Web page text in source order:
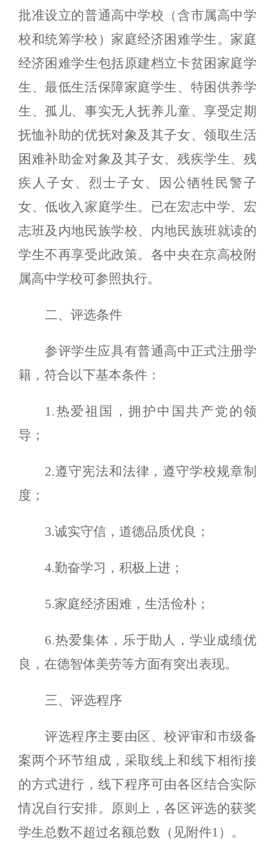
批准设立的普通高中学校（含市属高中学
校和统筹学校）家庭经济困难学生。家庭
经济困难学生包括原建档立卡贫困家庭学
生、最低生活保障家庭学生、特困供养学
生、孤儿、事实无人抚养儿童、享受定期
抚恤补助的优抚对象及其子女、领取生活
困难补助金对象及其子女、残疾学生、残
疾人子女、烈士子女、因公牺牲民警子
女、低收入家庭学生。已在宏志中学、宏
志班及内地民族学校、内地民族班就读的
学生不再享受此政策。各中央在京高校附
属高中学校可参照执行。
二、评选条件
参评学生应具有普通高中正式注册学
籍，符合以下基本条件：
1.热爱祖国，拥护中国共产党的领
导；
2.遵守宪法和法律，遵守学校规章制
度；
3.诚实守信，道德品质优良；
4.勤奋学习，积极上进；
5.家庭经济困难，生活俭朴；
6.热爱集体，乐于助人，学业成绩优
良，在德智体美劳等方面有突出表现。
三、评选程序
评选程序主要由区、校评审和市级备
案两个环节组成，采取线上和线下相衔接
的方式进行，线下程序可由各区结合实际
情况自行安排。原则上，各区评选的获奖
学生总数不超过名额总数（见附件1）。